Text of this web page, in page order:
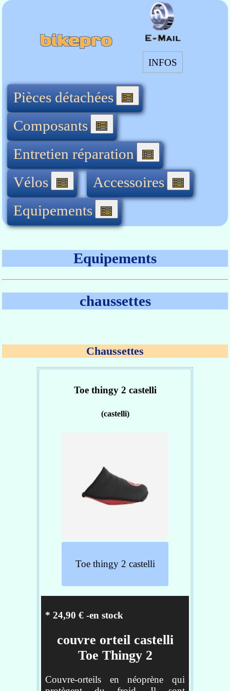
INFOS
Pièces détachées
Composants
Entretien réparation
Vélos
Accessoires
Equipements
Equipements
chaussettes
Chaussettes
Toe thingy 2 castelli
(castelli)
Toe thingy 2 castelli
* 24,90 € -en stock
couvre orteil castelli
Toe Thingy 2
Couvre-orteils en néoprène qui